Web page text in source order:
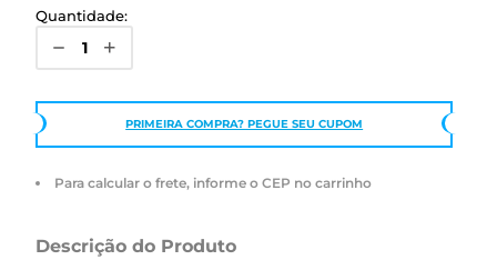
Quantidade:
PRIMEIRA COMPRA? PEGUE SEU CUPOM
Para calcular o frete, informe o CEP no carrinho
Descrição do Produto